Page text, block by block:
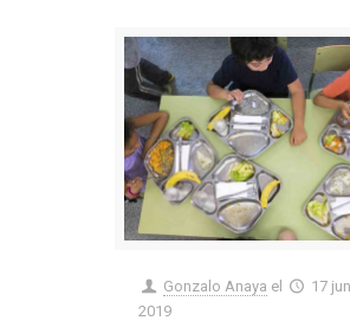
Gonzalo Anaya el
17
2019